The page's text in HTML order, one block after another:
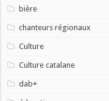
bière
chanteurs régionaux
Culture
Culture catalane
dab+